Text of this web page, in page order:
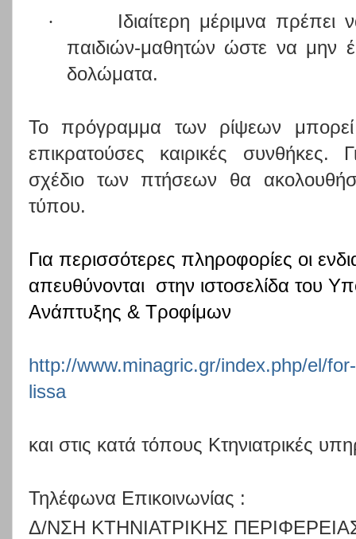
·
Ιδιαίτερη μέριμνα
παιδιών-μαθητών ώστε να μην
δολώματα.
Το πρόγραμμα των ρίψεων
επικρατούσες καιρικές
σχέδιο των πτήσεων θα
τύπου.
Για περισσότερες πληροφορίες οι
απευθύνονται στην ιστοσελίδα του
Ανάπτυξης & Τροφίμων
http://www.minagric.gr/index.php/el/
lissa
και στις κατά τόπους Κτηνιατρικές
Τηλέφωνα Επικοινωνίας :
Δ/ΝΣΗ ΚΤΗΝΙΑΤΡΙΚΗΣ